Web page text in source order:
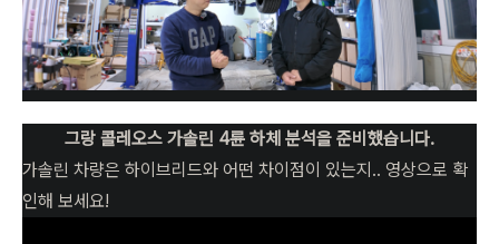
그랑 콜레오스 가솔린 4륜 하체 분석을 준비했습니다.
가솔린 차량은 하이브리드와 어떤 차이점이 있는지.. 영상으로 확
인해 보세요!